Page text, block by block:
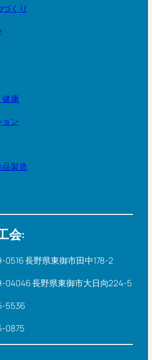
くり
康
ン
製造
会:
長野県東御市田中178-2
長野県東御市大日向224-5
5536
0875